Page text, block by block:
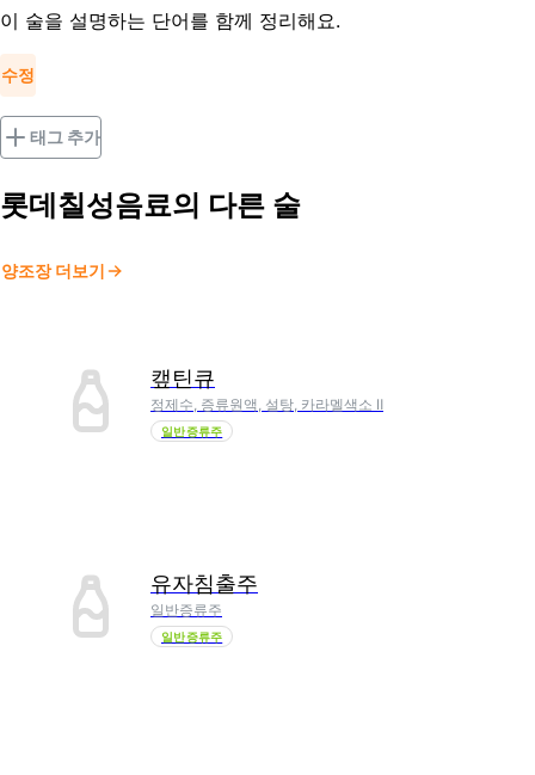
이 술을 설명하는 단어를 함께 정리해요.
수정
태그 추가
롯데칠성음료의 다른 술
양조장 더보기
캪틴큐
정제수, 증류원액, 설탕, 카라멜색소 Ⅱ
일반증류주
유자침출주
일반증류주
일반증류주